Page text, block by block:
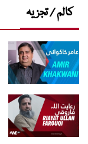
کالم / تجزیہ